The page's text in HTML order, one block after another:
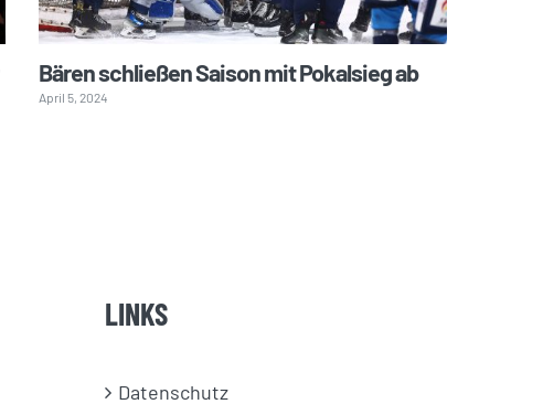
Bären schließen Saison mit Pokalsieg ab
April 5, 2024
LINKS
Datenschutz